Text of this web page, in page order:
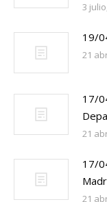
3
19/
21
17/
21
17/
21